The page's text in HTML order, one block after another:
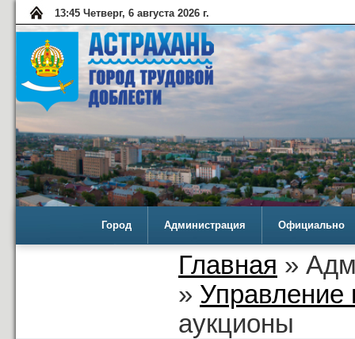
13:45 Четверг, 6 августа 2026 г.
Город Администрация Официально
Главная »
» Управление
аукционы